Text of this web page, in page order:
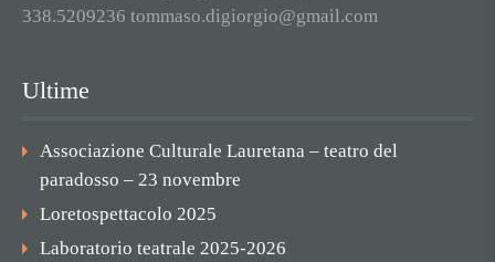
338.5209236 tommaso.digiorgio@gmail.com
Ultime
Associazione Culturale Lauretana – teatro del
paradosso – 23 novembre
Loretospettacolo 2025
Laboratorio teatrale 2025-2026